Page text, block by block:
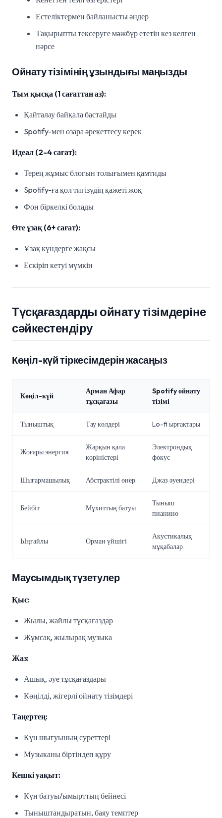
Естеліктермен байланысты әндер
Тақырыпты тексеруге мәжбүр ететін кез келген
нәрсе
Ойнату тізімінің ұзындығы маңызды
Тым қысқа (1 сағаттан аз):
Қайталау байқала бастайды
Spotify-мен өзара әрекеттесу керек
Идеал (2-4 сағат):
Терең жұмыс блогын толығымен қамтиды
Spotify-ға қол тигізудің қажеті жоқ
Фон біркелкі болады
Өте ұзақ (6+ сағат):
Ұзақ күндерге жақсы
Ескіріп кетуі мүмкін
Түсқағаздарды ойнату тізімдеріне
сәйкестендіру
Көңіл-күй тіркесімдерін жасаңыз
Көңіл-күй
Арман Афар
тұсқағазы
Spotify ойнату
тізімі
Тыныштық Тау көлдері Lo-fi ырғақтары
Жоғары энергия
Жарқын қала
көріністері
Электрондық
фокус
Шығармашылық Абстрактілі өнер Джаз әуендері
Бейбіт Мұхиттың батуы
Тыныш
пианино
Ыңғайлы Орман үйшігі
Акустикалық
мұқабалар
Маусымдық түзетулер
Қыс:
Жылы, жайлы тұсқағаздар
Жұмсақ, жылырақ музыка
Жаз:
Ашық, әуе тұсқағаздары
Көңілді, жігерлі ойнату тізімдері
Таңертең:
Күн шығуының суреттері
Музыканы біртіндеп құру
Кешкі уақыт:
Күн батуы/ымырттың бейнесі
Тыныштандыратын, баяу темптер